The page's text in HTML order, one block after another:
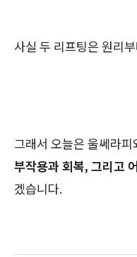
사실 두 리프팅은 원리
그래서 오늘은 울쎄라피
부작용과 회복, 그리고
겠습니다.